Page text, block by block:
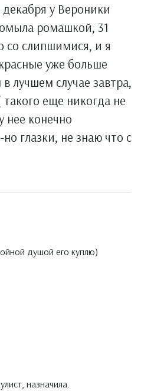
у Вероники
ромашкой, 31
со слипшимися, и я
уже больше
лучшем случае завтра,
еще никогда не
нее конечно
глазки, не знаю что с
душой его куплю)
назначила.